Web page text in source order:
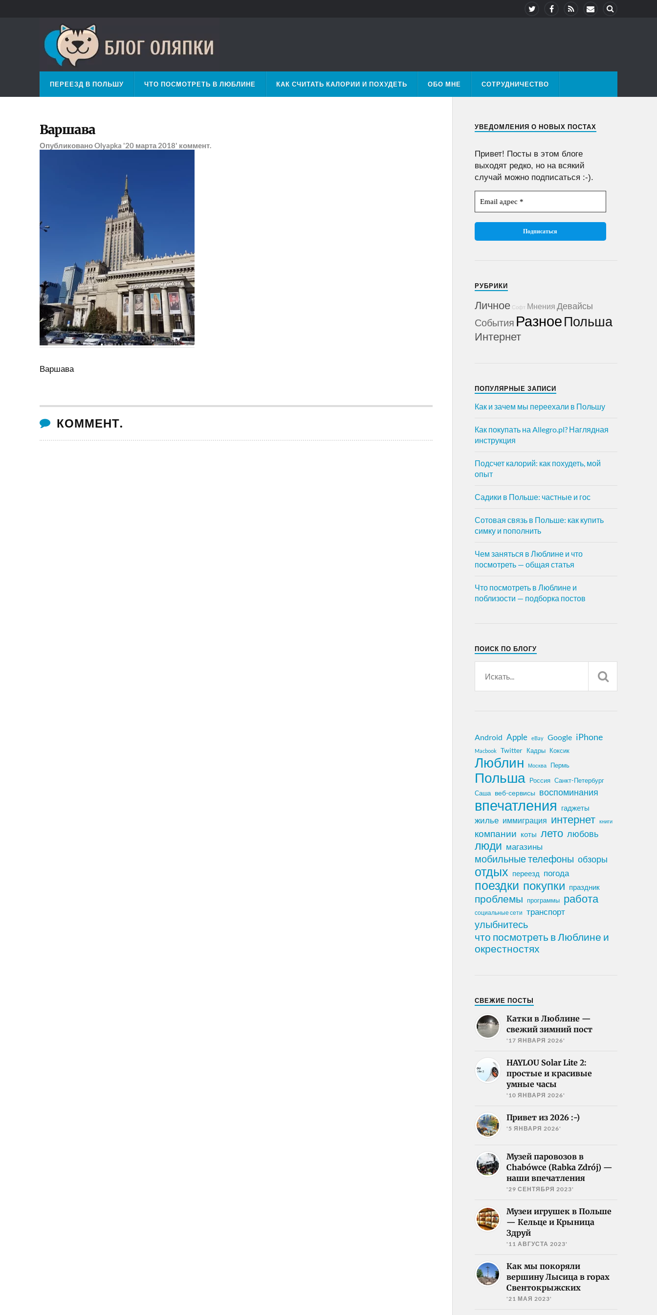
ПЕРЕЕЗД В ПОЛЬШУ ЧТО ПОСМОТРЕТЬ В ЛЮБЛИНЕ КАК СЧИТАТЬ КАЛОРИИ И ПОХУДЕТЬ ОБО МНЕ СОТРУДНИЧЕСТВО
Варшава
ОпубликованоOlyapka '20 марта 2018' коммент.
Варшава
КОММЕНТ.
УВЕДОМЛЕНИЯ О НОВЫХ ПОСТАХ
Привет! Посты в этом блоге
выходят редко, но на всякий
случай можно подписаться :-).
РУБРИКИ
Личное Софт Мнения Девайсы
События РазноеПольша
Интернет
ПОПУЛЯРНЫЕ ЗАПИСИ
Как и зачем мы переехали в Польшу
Как покупать на Allegro.pl? Наглядная
инструкция
Подсчет калорий: как похудеть, мой
опыт
Садики в Польше: частные и гос
Сотовая связь в Польше: как купить
симку и пополнить
Чем заняться в Люблине и что
посмотреть — общая статья
Что посмотреть в Люблине и
поблизости — подборка постов
ПОИСК ПО БЛОГУ
Android Apple eBay Google iPhone
Macbook Twitter Кадры Коксик
Люблин Москва Пермь
Польша Россия Санкт-Петербург
Саша веб-сервисы воспоминания
впечатления гаджеты
жилье иммиграция интернет книги
компании коты лето любовь
люди магазины
мобильные телефоны обзоры
отдых переезд погода
поездки покупки праздник
проблемы программы работа
социальные сети транспорт
улыбнитесь
что посмотреть в Люблине и
окрестностях
СВЕЖИЕ ПОСТЫ
Катки в Люблине —
свежий зимний пост
'17 ЯНВАРЯ 2026'
HAYLOU Solar Lite 2:
простые и красивые
умные часы
'10 ЯНВАРЯ 2026'
Привет из 2026 :-)
'5 ЯНВАРЯ 2026'
Музей паровозов в
Chabówce (Rabka Zdrój) —
наши впечатления
'29 СЕНТЯБРЯ 2023'
Музеи игрушек в Польше
— Кельце и Крыница
Здруй
'11 АВГУСТА 2023'
Как мы покоряли
вершину Лысица в горах
Свентокрыжских
'21 МАЯ 2023'